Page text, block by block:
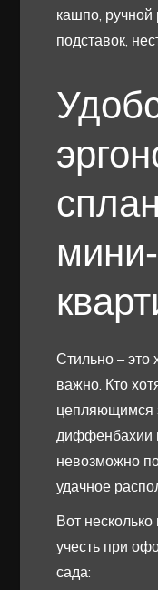
кашпо,
подставок,
Стильно – это
важно. Кто
цепляющимся
диффенбахии
невозможно
удачное
Вот
учесть при
сада: